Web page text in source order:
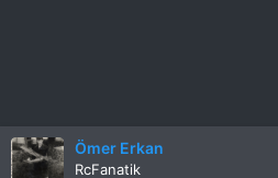
Ömer Erkan
RcFanatik